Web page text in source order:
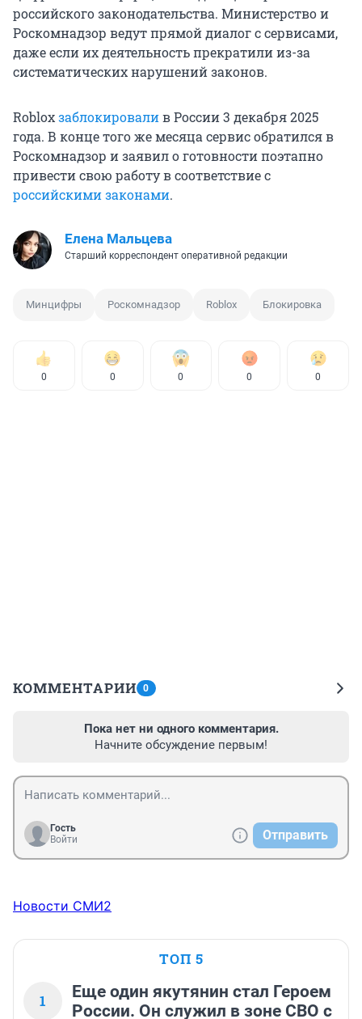
российского законодательства. Министерство и
Роскомнадзор ведут прямой диалог с сервисами,
даже если их деятельность прекратили из-за
систематических нарушений законов.
Robloxзаблокировалив России 3 декабря 2025
года. В конце того же месяца сервис обратился в
Роскомнадзор и заявил о готовности поэтапно
привести свою работу в соответствие с
российскими законами.
Елена Мальцева
Старший корреспондент оперативной редакции
Минцифры Роскомнадзор Roblox Блокировка
0 0 0 0 0
КОММЕНТАРИИ 0
Пока нет ни одного комментария.
Начните обсуждение первым!
Гость
Войти
Отправить
Новости СМИ2
ТОП 5
1
Еще один якутянин стал Героем
России. Он служил в зоне СВО с